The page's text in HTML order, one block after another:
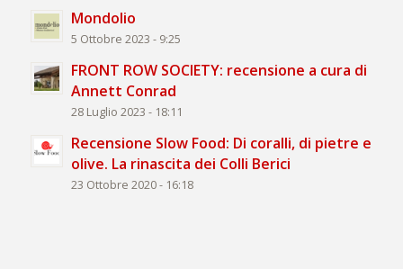
Mondolio
5 Ottobre 2023 - 9:25
FRONT ROW SOCIETY: recensione a cura di
Annett Conrad
28 Luglio 2023 - 18:11
Recensione Slow Food: Di coralli, di pietre e
olive. La rinascita dei Colli Berici
23 Ottobre 2020 - 16:18